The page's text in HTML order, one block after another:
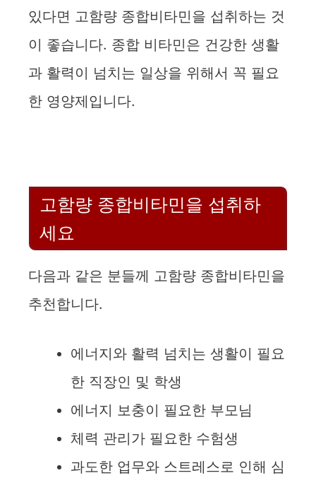
있다면 고함량 종합비타민을 섭취하는 것
이 좋습니다. 종합 비타민은 건강한 생활
과 활력이 넘치는 일상을 위해서 꼭 필요
한 영양제입니다.
고함량 종합비타민을 섭취하
세요
다음과 같은 분들께 고함량 종합비타민을
추천합니다.
에너지와 활력 넘치는 생활이 필요
한 직장인 및 학생
에너지 보충이 필요한 부모님
체력 관리가 필요한 수험생
과도한 업무와 스트레스로 인해 심